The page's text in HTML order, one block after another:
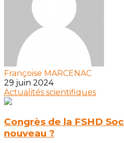
Françoise MARCENAC
29 juin 2024
Actualités scientifiques
Congrès de la FSHD
nouveau ?